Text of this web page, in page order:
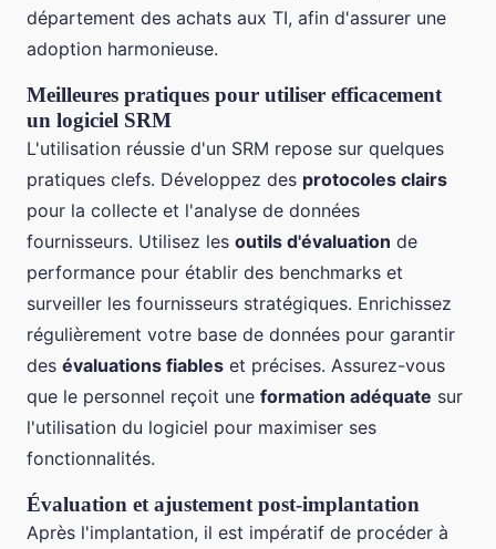
département des achats aux TI, afin d'assurer une
adoption harmonieuse.
Meilleures pratiques pour utiliser efficacement
un logiciel SRM
L'utilisation réussie d'un SRM repose sur quelques
pratiques clefs. Développez des protocoles clairs
pour la collecte et l'analyse de données
fournisseurs. Utilisez les outils d'évaluation de
performance pour établir des benchmarks et
surveiller les fournisseurs stratégiques. Enrichissez
régulièrement votre base de données pour garantir
des évaluations fiables et précises. Assurez-vous
que le personnel reçoit une formation adéquate sur
l'utilisation du logiciel pour maximiser ses
fonctionnalités.
Évaluation et ajustement post-implantation
Après l'implantation, il est impératif de procéder à